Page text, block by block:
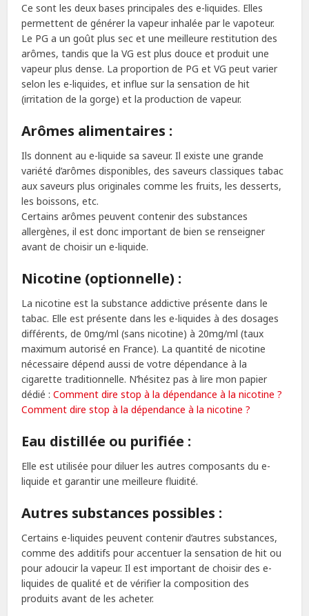
Ce sont les deux bases principales des e-liquides. Elles
permettent de générer la vapeur inhalée par le vapoteur.
Le PG a un goût plus sec et une meilleure restitution des
arômes, tandis que la VG est plus douce et produit une
vapeur plus dense. La proportion de PG et VG peut varier
selon les e-liquides, et influe sur la sensation de hit
(irritation de la gorge) et la production de vapeur.
Arômes alimentaires :
Ils donnent au e-liquide sa saveur. Il existe une grande
variété d’arômes disponibles, des saveurs classiques tabac
aux saveurs plus originales comme les fruits, les desserts,
les boissons, etc.
Certains arômes peuvent contenir des substances
allergènes, il est donc important de bien se renseigner
avant de choisir un e-liquide.
Nicotine (optionnelle) :
La nicotine est la substance addictive présente dans le
tabac. Elle est présente dans les e-liquides à des dosages
différents, de 0mg/ml (sans nicotine) à 20mg/ml (taux
maximum autorisé en France). La quantité de nicotine
nécessaire dépend aussi de votre dépendance à la
cigarette traditionnelle. N’hésitez pas à lire mon papier
dédié :Comment dire stop à la dépendance à la nicotine ?
Comment dire stop à la dépendance à la nicotine ?
Eau distillée ou purifiée :
Elle est utilisée pour diluer les autres composants du e-
liquide et garantir une meilleure fluidité.
Autres substances possibles :
Certains e-liquides peuvent contenir d’autres substances,
comme des additifs pour accentuer la sensation de hit ou
pour adoucir la vapeur. Il est important de choisir des e-
liquides de qualité et de vérifier la composition des
produits avant de les acheter.